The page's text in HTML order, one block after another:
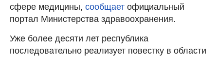
сфере медицины, сообщает официальный
портал Министерства здравоохранения.
Уже более десяти лет республика
последовательно реализует повестку в области